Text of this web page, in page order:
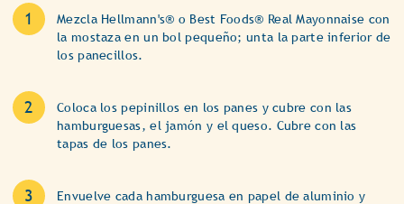
Mezcla Hellmann's® o Best Foods® Real Mayonnaise con
la mostaza en un bol pequeño; unta la parte inferior de
los panecillos.
Coloca los pepinillos en los panes y cubre con las
hamburguesas, el jamón y el queso. Cubre con las
tapas de los panes.
Envuelve cada hamburguesa en papel de aluminio y